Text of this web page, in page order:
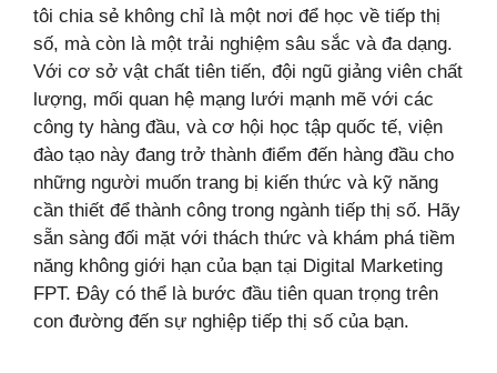
tôi chia sẻ không chỉ là một nơi để học về tiếp thị
số, mà còn là một trải nghiệm sâu sắc và đa dạng.
Với cơ sở vật chất tiên tiến, đội ngũ giảng viên chất
lượng, mối quan hệ mạng lưới mạnh mẽ với các
công ty hàng đầu, và cơ hội học tập quốc tế, viện
đào tạo này đang trở thành điểm đến hàng đầu cho
những người muốn trang bị kiến thức và kỹ năng
cần thiết để thành công trong ngành tiếp thị số. Hãy
sẵn sàng đối mặt với thách thức và khám phá tiềm
năng không giới hạn của bạn tại Digital Marketing
FPT. Đây có thể là bước đầu tiên quan trọng trên
con đường đến sự nghiệp tiếp thị số của bạn.